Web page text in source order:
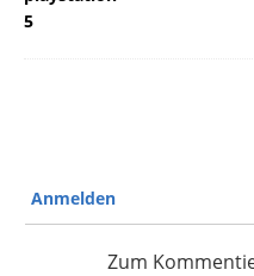
Anmelden
Zum